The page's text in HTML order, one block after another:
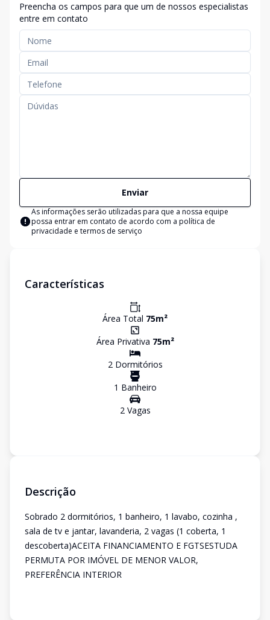
Preencha os campos para que um de nossos especialistas
entre em contato
Enviar
As informações serão utilizadas para que a nossa equipe
possa entrar em contato de acordo com a política de
privacidade e termos de serviço
Características
Área Total 75m²
Área Privativa 75m²
2Dormitórios
1 Banheiro
2Vagas
Descrição
Sobrado 2 dormitórios, 1 banheiro, 1 lavabo, cozinha ,
sala de tv e jantar, lavanderia, 2 vagas (1 coberta, 1
descoberta)ACEITA FINANCIAMENTO E FGTSESTUDA
PERMUTA POR IMÓVEL DE MENOR VALOR,
PREFERÊNCIA INTERIOR